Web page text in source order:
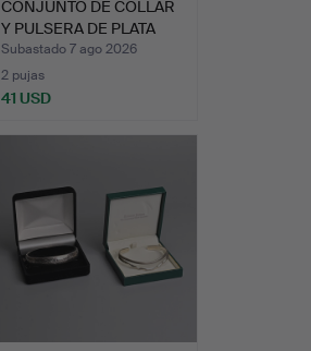
CONJUNTO DE COLLAR
Y PULSERA DE PLATA
925 …
Subastado 7 ago 2026
2 pujas
41 USD